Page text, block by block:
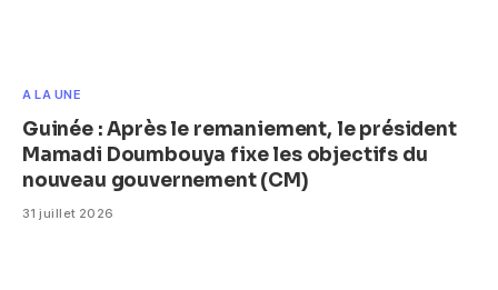
A LA UNE
Guinée : Après le remaniement, le président
Mamadi Doumbouya fixe les objectifs du
nouveau gouvernement (CM)
31 juillet 2026